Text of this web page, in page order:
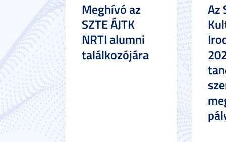
Meghívó az
SZTE ÁJTK
NRTI alumni
találkozójára
Az